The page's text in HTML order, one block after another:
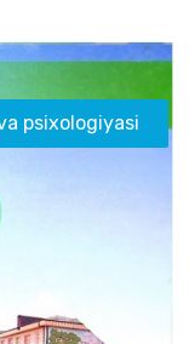
psixologiyasi